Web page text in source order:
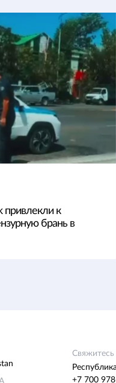
привлекли к
брань в
+7 700